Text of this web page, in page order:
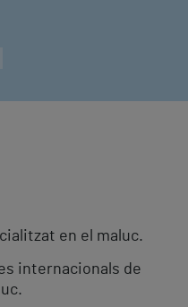
en el maluc.
internacionals de